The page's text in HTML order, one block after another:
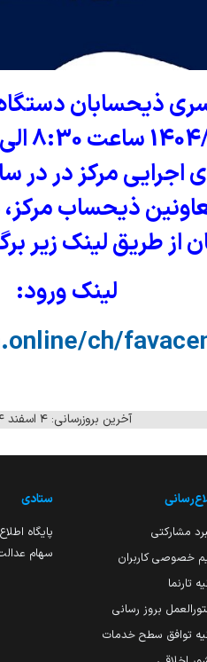
ذیحسابان
اجرایی مرکز در در
ذیحساب
از طریق لینک زیر
لینک ورود:
ch/
آخرین بروزرسانی: ۴ اسفند ۱۴۰۴ - ۱۱:۵۵
مشارکتی
خصوصی کاربران
تارنما
بروز رسانی
توافق سطح خدمات
ستادی
پایگاه
سهام